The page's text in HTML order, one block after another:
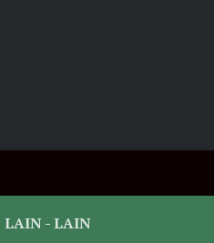
LAIN - LAIN